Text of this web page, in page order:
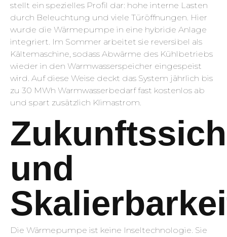
stellt ein spezielles Profil dar: hohe interne Lasten
durch Beleuchtung und viele Türöffnungen. Hier
wurde die Wärmepumpe in eine hybride Anlage
integriert. Im Sommer arbeitet sie reversibel als
Kältemaschine, sodass Abwärme des Kühlbetriebs
wieder in den Warmwasserspeicher eingespeist
wird. Auf diese Weise deckt das System jährlich bis
zu 30 MWh Warmwasserbedarf fast kostenlos ab
und spart zusätzlich Klimastrom.
und
Die Wärmepumpe ist keine Inseltechnologie. Sie